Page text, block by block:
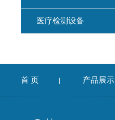
医疗检测设备
首 页 | 产品展示